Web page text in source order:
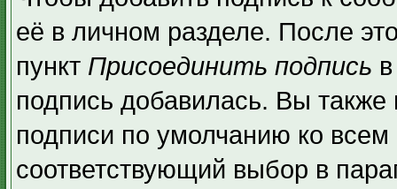
её в личном разделе. После
пункт Присоединить подпись
подпись добавилась. Вы
подписи по умолчанию ко
соответствующий выбор в